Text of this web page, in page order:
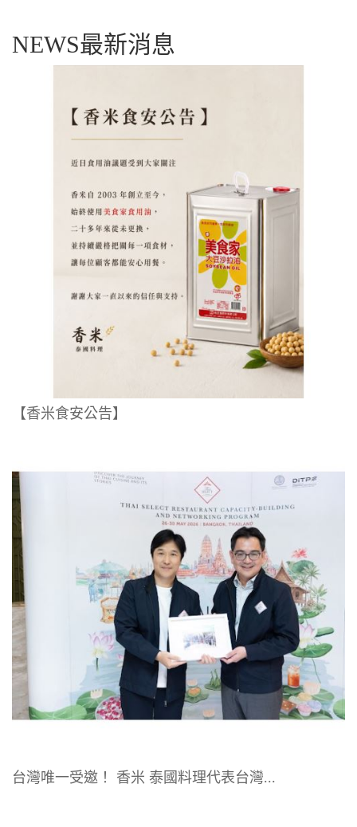
NEWS最新消息
【香米食安公告】
台灣唯一受邀！ 香米 泰國料理代表台灣...